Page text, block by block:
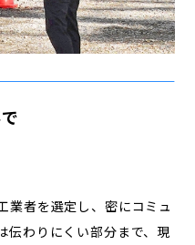
業者を選定し、密にコミュ
伝わりにくい部分まで、現